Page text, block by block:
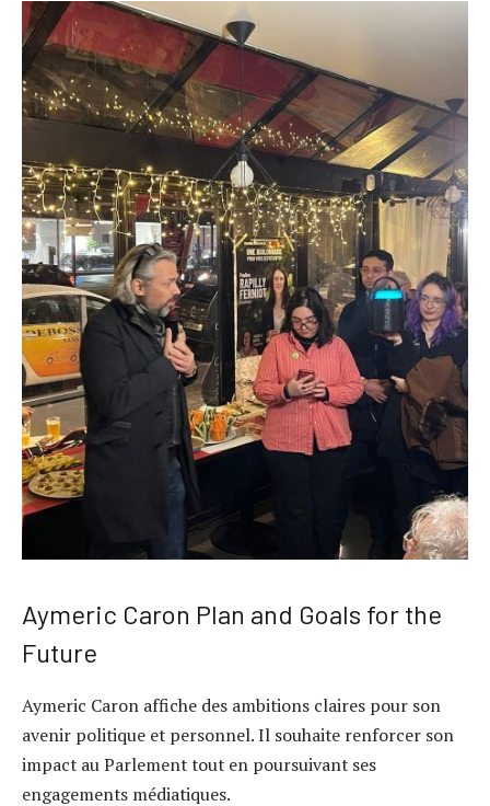
Aymeric Caron Plan and Goals for the
Future
Aymeric Caron affiche des ambitions claires pour son
avenir politique et personnel. Il souhaite renforcer son
impact au Parlement tout en poursuivant ses
engagements médiatiques.